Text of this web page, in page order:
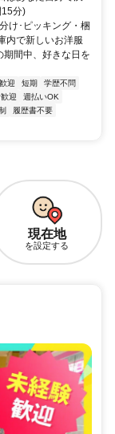
分)
け･ピッキング・梱
内で新しいお洋服
期間中、好きな日を
迎 短期
学歴不問
迎
週払いOK
履歴書不要
現在地
を設定する